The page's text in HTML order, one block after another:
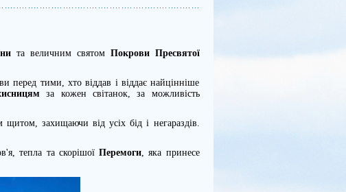
та величним святом Покрови Пресвятої
тими, хто віддав і віддає найцінніше
за кожен світанок, за можливість
захищаючи від усіх бід і негараздів.
тепла та скорішоїПеремоги , яка принесе